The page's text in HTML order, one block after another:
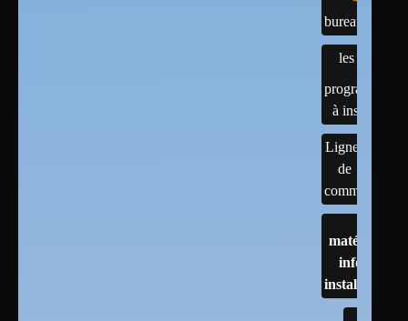
bureaux
les
programmes
à installer
Lignes
de
commandes
matériels :
infos et
installations